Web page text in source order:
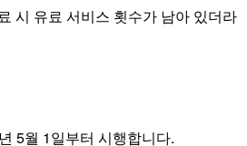
시 유료 서비스 횟수가 남아 있더라
5월 1일부터 시행합니다.